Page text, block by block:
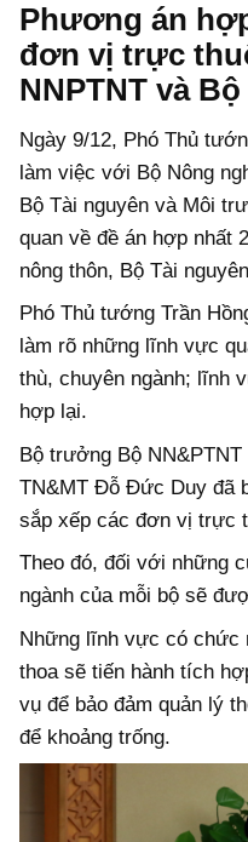
Phương án
đơn vị trực
NNPTNT và
Ngày 9/12, Phó Thủ
làm việc với Bộ Nông
Bộ Tài nguyên và Môi
quan về đề án hợp nhất
nông thôn, Bộ Tài
Phó Thủ tướng Trần
làm rõ những lĩnh vực
thù, chuyên ngành; lĩnh
hợp lại.
Bộ trưởng Bộ
TN&MT Đỗ Đức Duy đã
sắp xếp các đơn vị trực
Theo đó, đối với những
ngành của mỗi bộ sẽ
Những lĩnh vực có chức
thoa sẽ tiến hành tích
vụ để bảo đảm quản lý
để khoảng trống.